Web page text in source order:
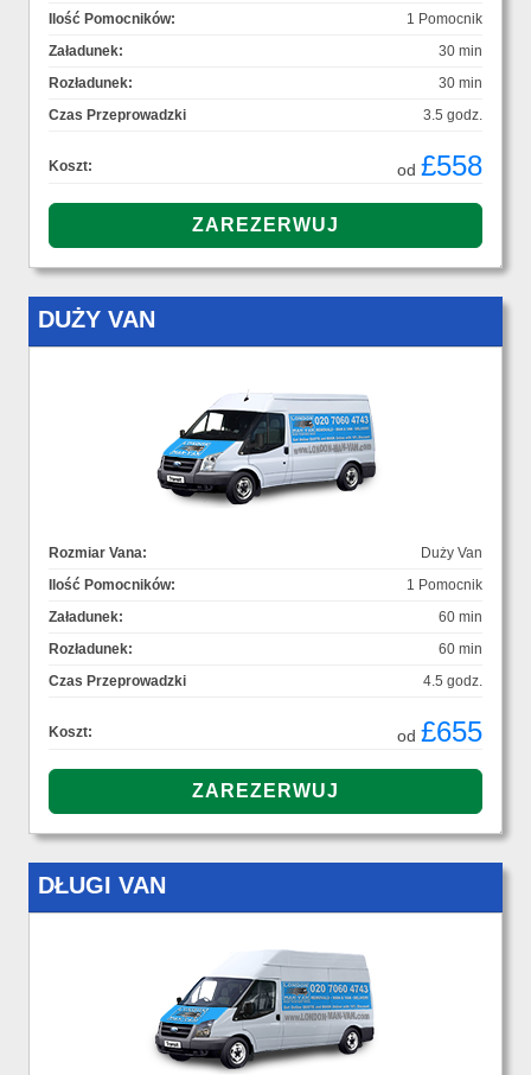
Ilość Pomocników:
1 Pomocnik
Załadunek:
30 min
Rozładunek:
30 min
Czas Przeprowadzki
3.5 godz.
Koszt: od £558
DUŻY VAN
Rozmiar Vana:
Duży Van
Ilość Pomocników:
1 Pomocnik
Załadunek:
60 min
Rozładunek:
60 min
Czas Przeprowadzki
4.5 godz.
Koszt: od £655
DŁUGI VAN